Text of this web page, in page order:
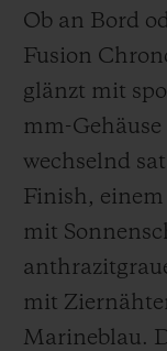
Ob an Bord
Fusion
glänzt mit
mm-
wechselnd
Finish,
mit
mit
Marineblau.